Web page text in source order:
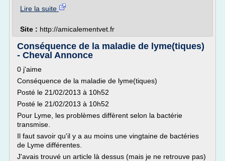
Lire la suite
Site : http://amicalementvet.fr
Conséquence de la maladie de lyme(tiques)
- Cheval Annonce
0 j'aime
Conséquence de la maladie de lyme(tiques)
Posté le 21/02/2013 à 10h52
Posté le 21/02/2013 à 10h52
Pour Lyme, les problèmes diffèrent selon la bactérie
transmise.
Il faut savoir qu'il y a au moins une vingtaine de bactéries
de Lyme différentes.
J'avais trouvé un article là dessus (mais je ne retrouve pas)